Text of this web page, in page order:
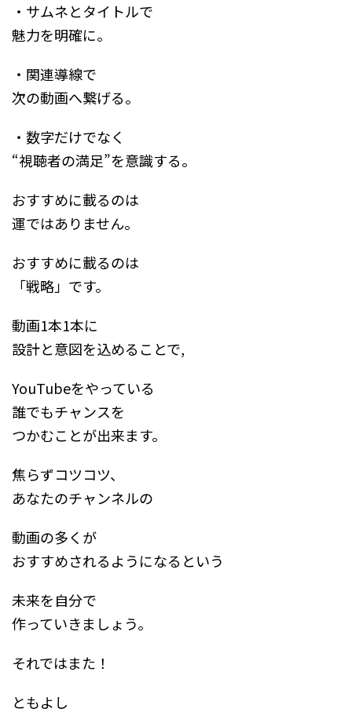
・サムネとタイトルで
魅力を明確に。
・関連導線で
次の動画へ繋げる。
・数字だけでなく
“視聴者の満足”を意識する。
おすすめに載るのは
運ではありません。
おすすめに載るのは
「戦略」です。
動画1本1本に
設計と意図を込めることで,
YouTubeをやっている
誰でもチャンスを
つかむことが出来ます。
焦らずコツコツ、
あなたのチャンネルの
動画の多くが
おすすめされるようになるという
未来を自分で
作っていきましょう。
それではまた！
ともよし